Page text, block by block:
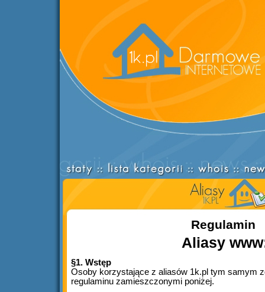
Regulamin
Aliasy
§1. Wstęp
Osoby korzystające z aliasów 1k.pl tym samym
regulaminu zamieszczonymi poniżej.